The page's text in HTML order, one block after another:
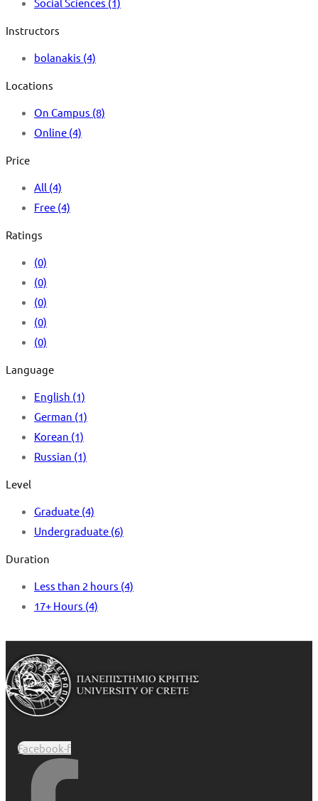
Instructors
bolanakis (4)
Locations
On Campus (8)
Online (4)
Price
All (4)
Free (4)
Ratings
(0)
(0)
(0)
(0)
(0)
Language
English (1)
German (1)
Korean (1)
Russian (1)
Level
Graduate (4)
Undergraduate (6)
Duration
Less than 2 hours (4)
17+ Hours (4)
Facebook-f